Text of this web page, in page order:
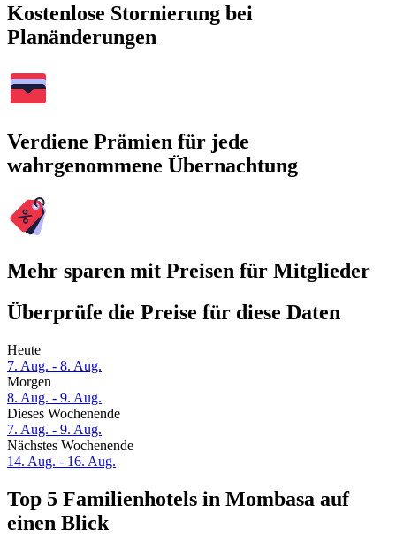
Kostenlose Stornierung bei
Planänderungen
Verdiene Prämien für jede
wahrgenommene Übernachtung
Mehr sparen mit Preisen für Mitglieder
Überprüfe die Preise für diese Daten
Heute
7. Aug. - 8. Aug.
Morgen
8. Aug. - 9. Aug.
Dieses Wochenende
7. Aug. - 9. Aug.
Nächstes Wochenende
14. Aug. - 16. Aug.
Top 5 Familienhotels in Mombasa auf
einen Blick